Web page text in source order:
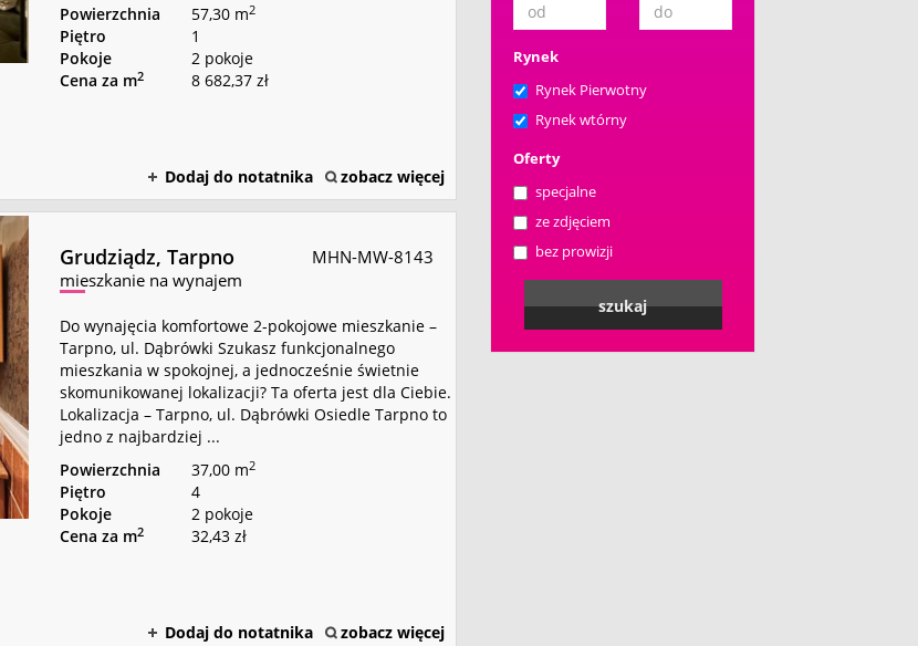
Powierzchnia
57,30 m2
Piętro
1
Pokoje
2 pokoje
Cena za m2 8 682,37 zł
Dodaj do notatnika zobacz więcej
Grudziądz, Tarpno
mieszkanie na wynajem
MHN-MW-8143
Do wynajęcia komfortowe 2-pokojowe mieszkanie –
Tarpno, ul. Dąbrówki Szukasz funkcjonalnego
mieszkania w spokojnej, a jednocześnie świetnie
skomunikowanej lokalizacji? Ta oferta jest dla Ciebie.
Lokalizacja – Tarpno, ul. Dąbrówki Osiedle Tarpno to
jedno z najbardziej ...
Powierzchnia
37,00 m2
Piętro
4
Pokoje
2 pokoje
Cena za m2 32,43 zł
Dodaj do notatnika zobacz więcej
Rynek
Rynek Pierwotny
Rynek wtórny
Oferty
specjalne
ze zdjęciem
bez prowizji